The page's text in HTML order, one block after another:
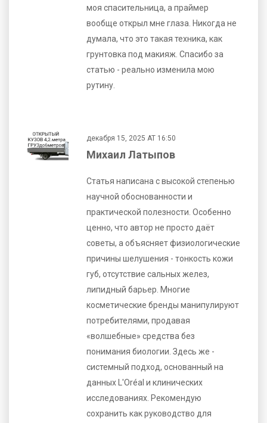
моя спасительница, а праймер
вообще открыл мне глаза. Никогда не
думала, что это такая техника, как
грунтовка под макияж. Спасибо за
статью - реально изменила мою
рутину.
декабря 15, 2025 AT 16:50
Михаил Латыпов
Статья написана с высокой степенью
научной обоснованности и
практической полезности. Особенно
ценно, что автор не просто даёт
советы, а объясняет физиологические
причины шелушения - тонкость кожи
губ, отсутствие сальных желез,
липидный барьер. Многие
косметические бренды манипулируют
потребителями, продавая
«волшебные» средства без
понимания биологии. Здесь же -
системный подход, основанный на
данных L'Oréal и клинических
исследованиях. Рекомендую
сохранить как руководство для